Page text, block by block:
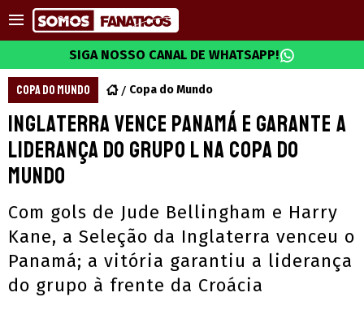
SIGA NOSSO CANAL DE WHATSAPP!
COPA DO MUNDO Copa do Mundo
Inglaterra vence Panamá e garante a
liderança do grupo L na Copa do
Mundo
Com gols de Jude Bellingham e Harry
Kane, a Seleção da Inglaterra venceu o
Panamá; a vitória garantiu a liderança
do grupo à frente da Croácia